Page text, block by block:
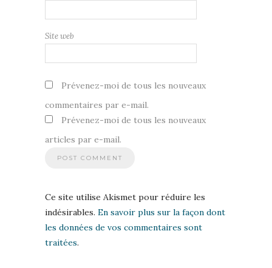
Site web
Prévenez-moi de tous les nouveaux
commentaires par e-mail.
Prévenez-moi de tous les nouveaux
articles par e-mail.
Ce site utilise Akismet pour réduire les
indésirables. En savoir plus sur la façon dont
les données de vos commentaires sont
traitées.